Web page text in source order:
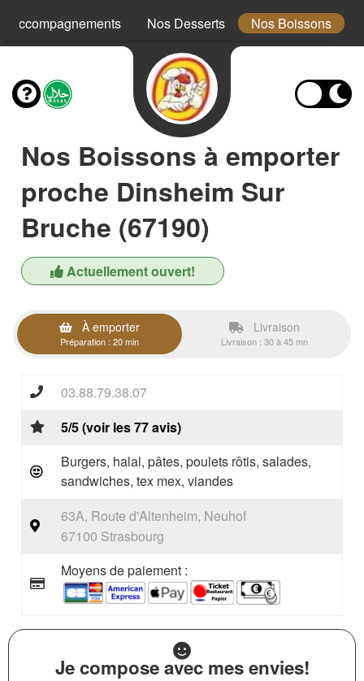
Accompagnements Nos Desserts Nos Boissons
Nos Boissons à emporter
proche Dinsheim Sur
Bruche (67190)
Actuellement ouvert!
À emporter
Préparation : 20 min
Livraison
Livraison : 30 à 45 mn
03.88.79.38.07
5/5 (voir les 77 avis)
Burgers, halal, pâtes, poulets rôtis, salades,
sandwiches, tex mex, viandes
63A, Route d'Altenheim, Neuhof
67100 Strasbourg
Moyens de paiement :
Je compose avec mes envies!